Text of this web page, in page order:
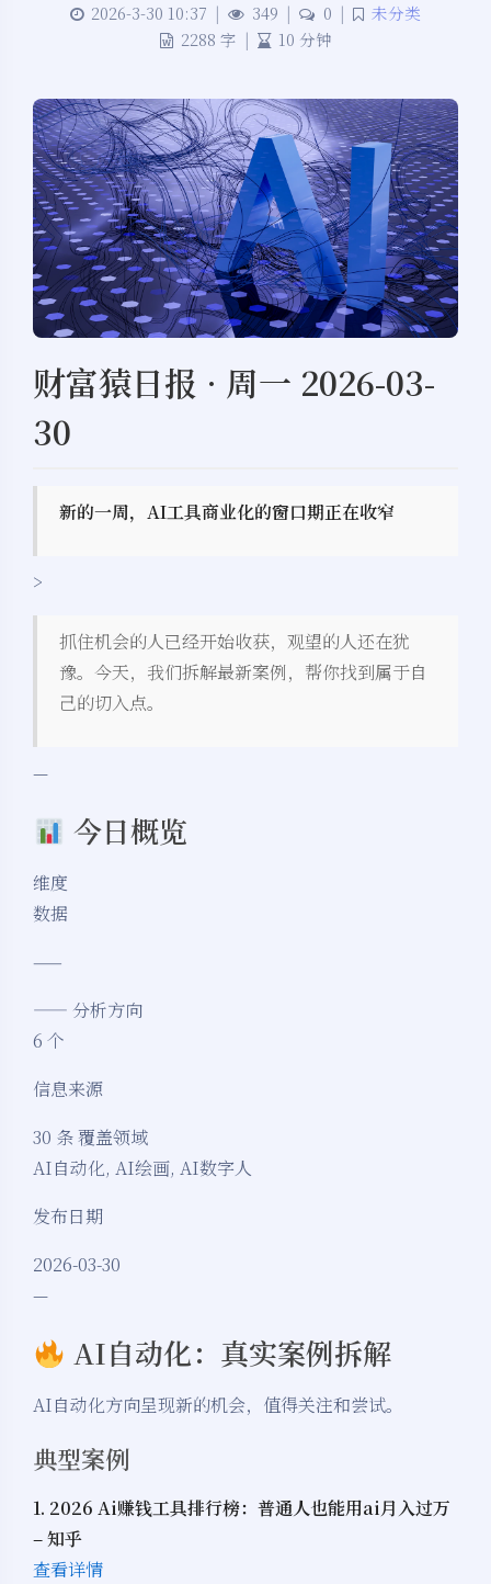
2026-3-30 10:37 | 349 | 0 |
未分类
2288 字 | 10 分钟
财富猿日报 · 周一 2026-03-
30
新的一周，AI工具商业化的窗口期正在收窄
>
抓住机会的人已经开始收获，观望的人还在犹
豫。今天，我们拆解最新案例，帮你找到属于自
己的切入点。
—
今日概览
维度
数据
——
—— 分析方向
6 个
信息来源
30 条 覆盖领域
AI自动化, AI绘画, AI数字人
发布日期
2026-03-30
—
AI自动化：真实案例拆解
AI自动化方向呈现新的机会，值得关注和尝试。
典型案例
1. 2026 Ai赚钱工具排行榜：普通人也能用ai月入过万
– 知乎
查看详情